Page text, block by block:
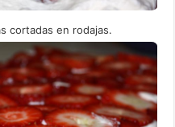
cortadas en rodajas.